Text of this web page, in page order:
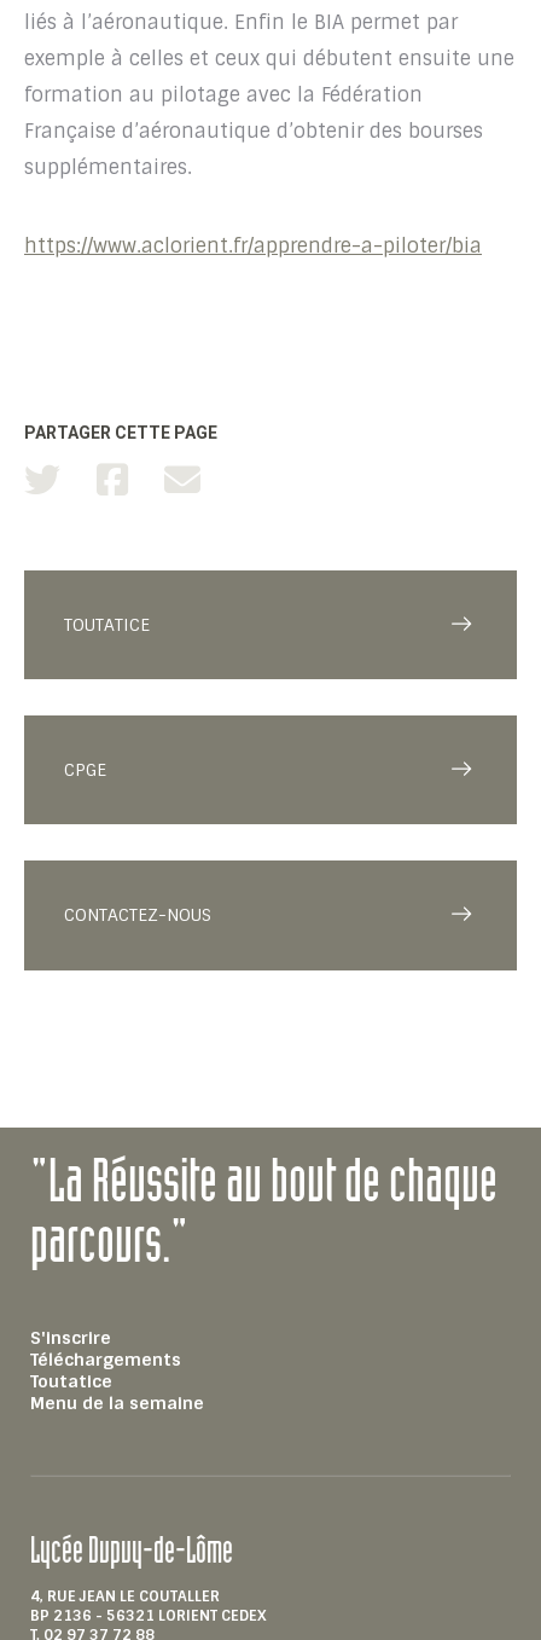
liés à l’aéronautique. Enfin le BIA permet par
exemple à celles et ceux qui débutent ensuite une
formation au pilotage avec la Fédération
Française d’aéronautique d’obtenir des bourses
supplémentaires.
https://www.aclorient.fr/apprendre-a-piloter/bia
PARTAGER CETTE PAGE
TOUTATICE
CPGE
CONTACTEZ-NOUS
"La Réussite au bout de chaque
parcours."
S'inscrire
Téléchargements
Toutatice
Menu de la semaine
Lycée Dupuy-de-Lôme
4, RUE JEAN LE COUTALLER
BP 2136 - 56321 LORIENT CEDEX
T. 02 97 37 72 88